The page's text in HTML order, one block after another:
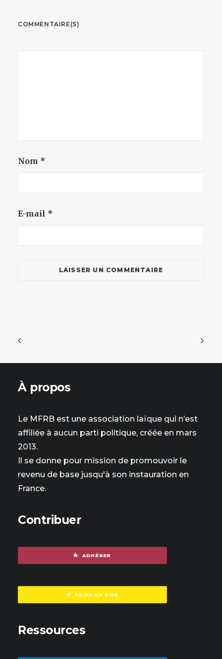
COMMENTAIRE(S)
Nom *
E-mail *
À propos
Le MFRB est une association laïque qui n’est
affiliée à aucun parti politique, créée en mars
2013.
Il se donne pour mission de promouvoir le
revenu de base jusqu'à son instauration en
France.
Contribuer
ADHÉRER
FAIRE UN DON
Ressources